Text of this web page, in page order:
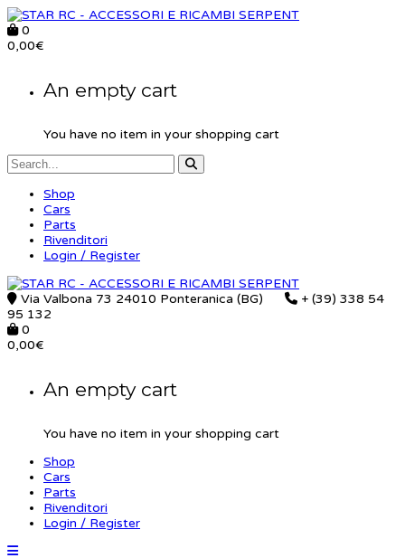
0
0,00€
An empty cart
You have no item in your shopping cart
Shop
Cars
Parts
Rivenditori
Login / Register
Via Valbona 73 24010 Ponteranica (BG)
+ (39) 338 54
95 132
0
0,00€
An empty cart
You have no item in your shopping cart
Shop
Cars
Parts
Rivenditori
Login / Register